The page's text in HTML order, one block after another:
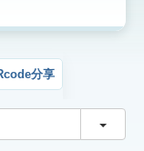
分享
切換